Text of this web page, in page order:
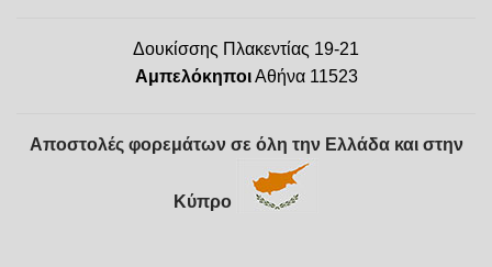
Δουκίσσης Πλακεντίας 19-21
ΑμπελόκηποιΑθήνα 11523
Αποστολές φορεμάτων σε όλη την Ελλάδα και στην
Κύπρο